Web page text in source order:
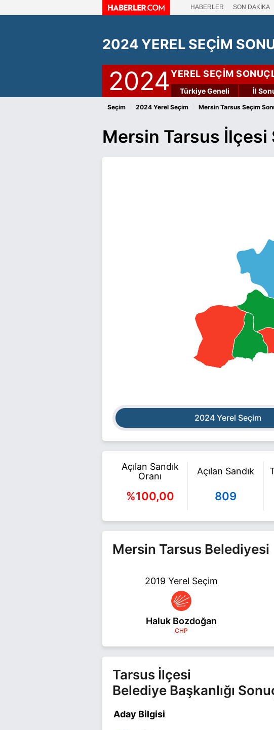
HABERLER SON DAKİKA
2024 YEREL SEÇİM
2024YEREL SEÇİM
Türkiye Geneli İl
Seçim 2024 Yerel Seçim Mersin Tarsus Seçim
Mersin Tarsus İlçesi
2024 Yerel Seçim
Açılan Sandık
Oranı
%100,00
Açılan Sandık
809
Mersin Tarsus Belediyesi
2019 Yerel Seçim
Haluk Bozdoğan
CHP
Tarsus İlçesi
Belediye Başkanlığı
Aday Bilgisi